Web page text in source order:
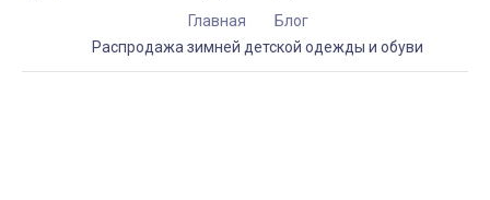
Главная
Блог
Распродажа зимней детской одежды и обуви